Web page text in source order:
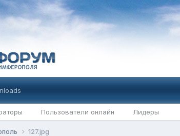
Пользователи онлайн Лидеры
127.jpg